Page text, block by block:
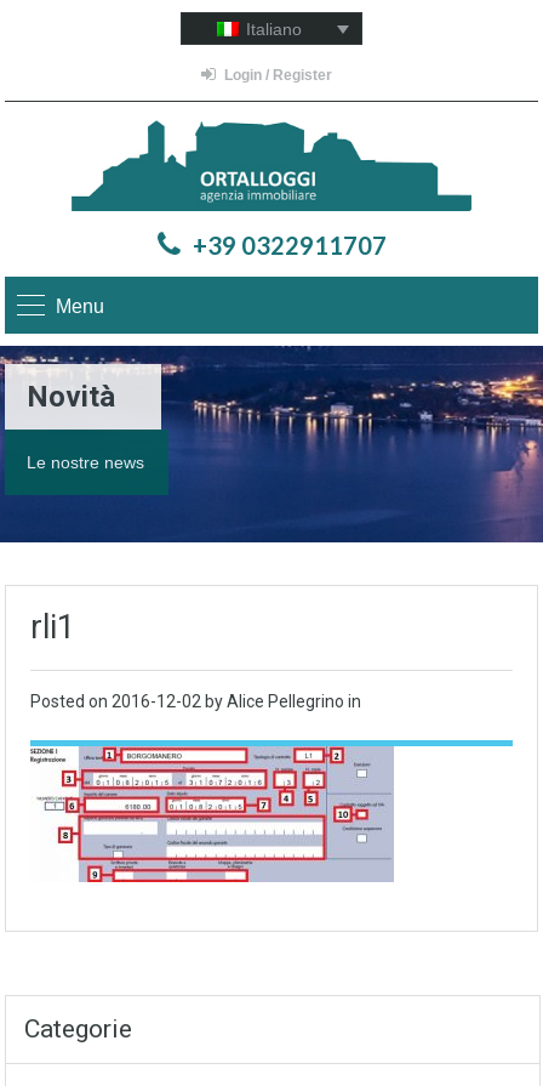
Italiano
Login / Register
+39 0322911707
Menu
Novità
Le nostre news
rli1
Posted on 2016-12-02 by Alice Pellegrino in
Categorie